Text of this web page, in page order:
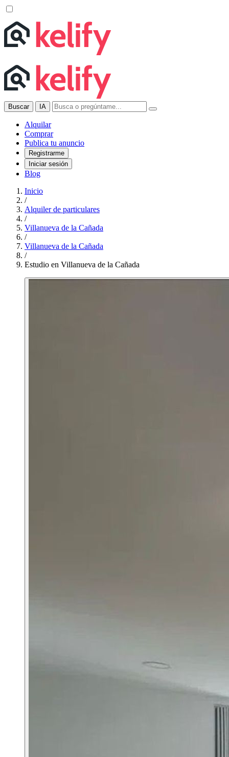
Buscar IA
Alquilar
Comprar
Publica tu anuncio
Registrarme
Iniciar sesión
Blog
Inicio
/
Alquiler de particulares
/
Villanueva de la Cañada
/
Villanueva de la Cañada
/
Estudio en Villanueva de la Cañada